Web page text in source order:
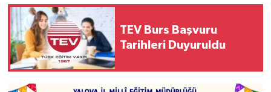
TEV Burs Başvuru
Tarihleri Duyuruldu